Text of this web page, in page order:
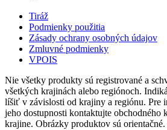
Tiráž
Podmienky použitia
Zásady ochrany osobných údajov
Zmluvné podmienky
VPOIS
Nie všetky produkty sú registrované a
všetkých krajinách alebo regiónoch.
líšiť v závislosti od krajiny a regiónu. Pre
jeho dostupnosti kontaktujte obchodného
krajine. Obrázky produktov sú orientačné.